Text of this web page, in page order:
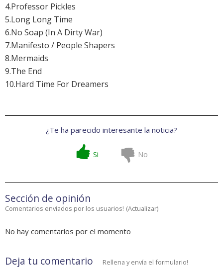
4.Professor Pickles
5.Long Long Time
6.No Soap (In A Dirty War)
7.Manifesto / People Shapers
8.Mermaids
9.The End
10.Hard Time For Dreamers
¿Te ha parecido interesante la noticia?
Si No
Sección de opinión
Comentarios enviados por los usuarios! (Actualizar)
No hay comentarios por el momento
Deja tu comentario Rellena y envía el formulario!